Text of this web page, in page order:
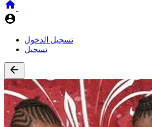
تسجيل الدخول
تسجيل